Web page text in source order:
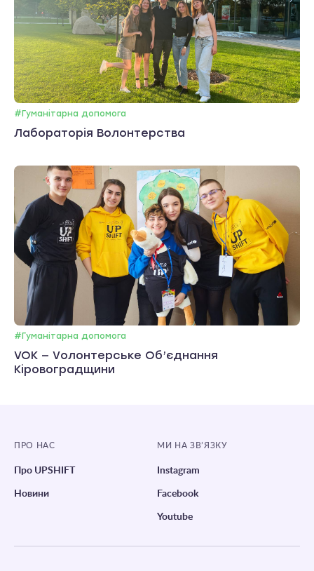
#Гуманітарна допомога
Лабораторія Волонтерства
#Гуманітарна допомога
VOK — Vолонтерське Об’єднання
Кіровоградщини
ПРО НАС
Про UPSHIFT
Новини
МИ НА ЗВ’ЯЗКУ
Instagram
Facebook
Youtube